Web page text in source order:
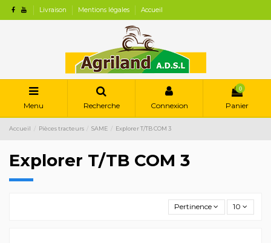
Livraison Mentions légales Accueil
Menu Recherche Connexion
0
Panier
Accueil Pièces tracteurs SAME Explorer T/TB COM 3
Explorer T/TB COM 3
Pertinence 10